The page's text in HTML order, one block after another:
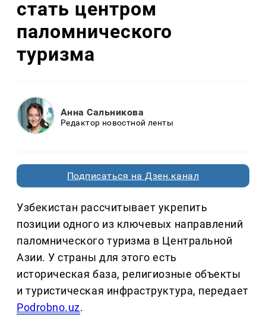
стать центром
паломнического
туризма
Анна Сальникова
Редактор новостной ленты
Подписаться на Дзен.канал
Узбекистан рассчитывает укрепить
позиции одного из ключевых направлений
паломнического туризма в Центральной
Азии. У страны для этого есть
историческая база, религиозные объекты
и туристическая инфраструктура, передает
Podrobno.uz.